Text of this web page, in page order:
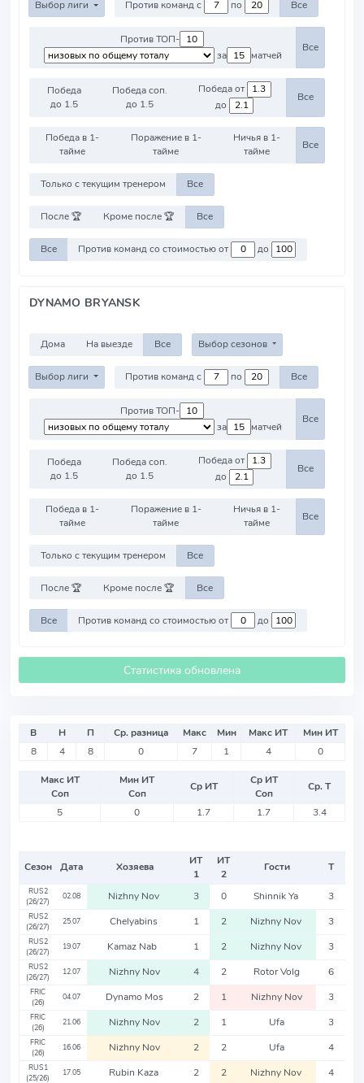
Выбор лиги Против команд с по Все
Против ТОП-
за
матчей
Все
Победа
до 1.5
Победа соп.
до 1.5
Победа от
до
Все
Победа в 1-
тайме
Поражение в 1-
тайме
Ничья в 1-
тайме
Все
Только с текущим тренером Все
После 🏆 Кроме после 🏆 Все
Все Против команд со стоимостью от до
DYNAMO BRYANSK
Дома На выезде Все Выбор сезонов
Выбор лиги Против команд с по Все
Против ТОП-
за
матчей
Все
Победа
до 1.5
Победа соп.
до 1.5
Победа от
до
Все
Победа в 1-
тайме
Поражение в 1-
тайме
Ничья в 1-
тайме
Все
Только с текущим тренером Все
После 🏆 Кроме после 🏆 Все
Все Против команд со стоимостью от до
Статистика обновлена
В Н П Ср. разница Макс Мин Макс ИТ
Мин ИТ
8
4 8 0 7 1 4 0
Макс ИТ
Соп
Мин ИТ
Соп
Ср ИТ
Ср ИТ
Соп
Ср. Т
5
0 1.7 1.7 3.4
Сезон Дата Хозяева
ИТ
1
ИТ
2
Гости Т
RUS2
(26/27)
02.08 Nizhny Nov 3 0 Shinnik Ya 3
RUS2
(26/27)
25.07 Chelyabins 1 2 Nizhny Nov 3
RUS2
(26/27)
19.07 Kamaz Nab 1 2 Nizhny Nov 3
RUS2
(26/27)
12.07 Nizhny Nov 4 2 Rotor Volg 6
FRIC
(26)
04.07 Dynamo Mos 2 1 Nizhny Nov 3
FRIC
(26)
21.06 Nizhny Nov 2 1 Ufa 3
FRIC
(26)
16.06 Nizhny Nov 2 2 Ufa 4
RUS1
(25/26)
17.05 Rubin Kaza 2 2 Nizhny Nov 4